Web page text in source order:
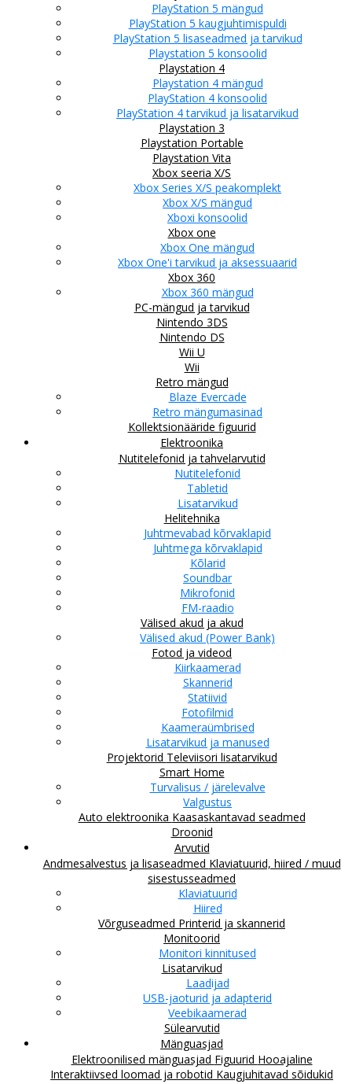
PlayStation 5 mängud
PlayStation 5 kaugjuhtimispuldi
PlayStation 5 lisaseadmed ja tarvikud
Playstation 5 konsoolid
Playstation 4
Playstation 4 mängud
PlayStation 4 konsoolid
PlayStation 4 tarvikud ja lisatarvikud
Playstation 3
Playstation Portable
Playstation Vita
Xbox seeria X/S
Xbox Series X/S peakomplekt
Xbox X/S mängud
Xboxi konsoolid
Xbox one
Xbox One mängud
Xbox One'i tarvikud ja aksessuaarid
Xbox 360
Xbox 360 mängud
PC-mängud ja tarvikud
Nintendo 3DS
Nintendo DS
Wii U
Wii
Retro mängud
Blaze Evercade
Retro mängumasinad
Kollektsionääride figuurid
Elektroonika
Nutitelefonid ja tahvelarvutid
Nutitelefonid
Tabletid
Lisatarvikud
Helitehnika
Juhtmevabad kõrvaklapid
Juhtmega kõrvaklapid
Kõlarid
Soundbar
Mikrofonid
FM-raadio
Välised akud ja akud
Välised akud (Power Bank)
Fotod ja videod
Kiirkaamerad
Skannerid
Statiivid
Fotofilmid
Kaameraümbrised
Lisatarvikud ja manused
Projektorid Televiisori lisatarvikud
Smart Home
Turvalisus / järelevalve
Valgustus
Auto elektroonika Kaasaskantavad seadmed
Droonid
Arvutid
Andmesalvestus ja lisaseadmed Klaviatuurid, hiired / muud
sisestusseadmed
Klaviatuurid
Hiired
Võrguseadmed Printerid ja skannerid
Monitoorid
Monitori kinnitused
Lisatarvikud
Laadijad
USB-jaoturid ja adapterid
Veebikaamerad
Sülearvutid
Mänguasjad
Elektroonilised mänguasjad Figuurid Hooajaline
Interaktiivsed loomad ja robotid Kaugjuhitavad sõidukid